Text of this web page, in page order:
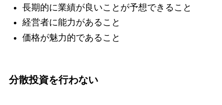
長期的に業績が良いことが予想できること
経営者に能力があること
価格が魅力的であること
分散投資を行わない